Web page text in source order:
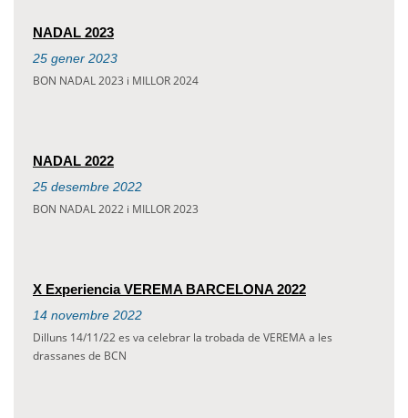
NADAL 2023
25 gener 2023
BON NADAL 2023 i MILLOR 2024
NADAL 2022
25 desembre 2022
BON NADAL 2022 i MILLOR 2023
X Experiencia VEREMA BARCELONA 2022
14 novembre 2022
Dilluns 14/11/22 es va celebrar la trobada de VEREMA a les
drassanes de BCN